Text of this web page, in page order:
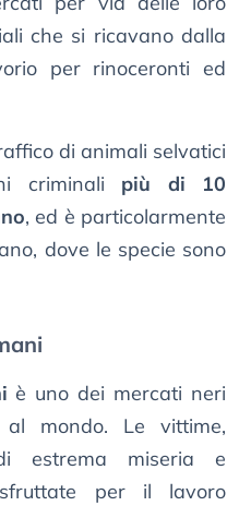
che si ricavano dalla
per rinoceronti ed
di animali selvatici
criminali più di 10
, ed è particolarmente
dove le specie sono
è uno dei mercati neri
al mondo. Le vittime,
estrema miseria e
sfruttate per il lavoro